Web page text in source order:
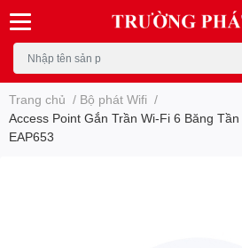
Trang chủ / Bộ phát Wifi /
Access Point Gắn Trần Wi-Fi 6 Băng
EAP653